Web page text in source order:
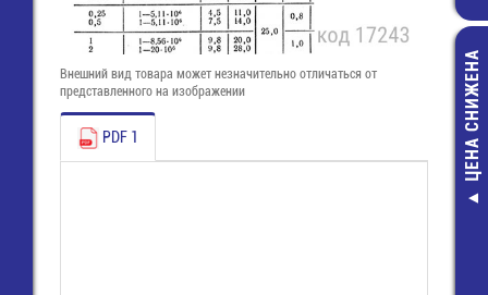
ЦЕНА СНИЖЕНА
Внешний вид товара может незначительно отличаться от
представленного на изображении
PDF 1